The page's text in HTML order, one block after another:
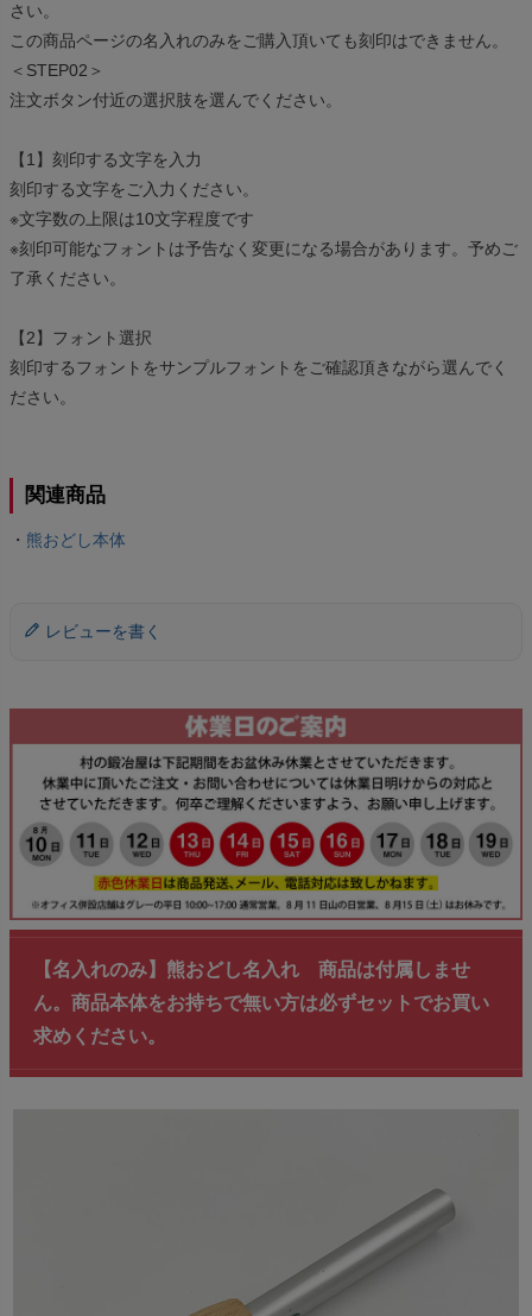
さい。
この商品ページの名入れのみをご購入頂いても刻印はできません。
＜STEP02＞
注文ボタン付近の選択肢を選んでください。
【1】刻印する文字を入力
刻印する文字をご入力ください。
※文字数の上限は10文字程度です
※刻印可能なフォントは予告なく変更になる場合があります。予めご
了承ください。
【2】フォント選択
刻印するフォントをサンプルフォントをご確認頂きながら選んでく
ださい。
関連商品
・ 熊おどし本体
レビューを書く
【名入れのみ】熊おどし名入れ 商品は付属しませ
ん。商品本体をお持ちで無い方は必ずセットでお買い
求めください。